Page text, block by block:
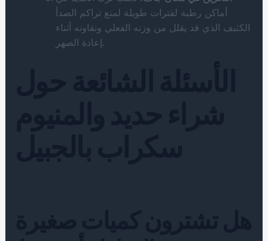
أماكن رطبة لفترات طويلة لمنع تراكم الصدأ
الكثيف الذي قد يقلل من وزنه الفعلي ونقاوته أثناء
إعادة الصهر.